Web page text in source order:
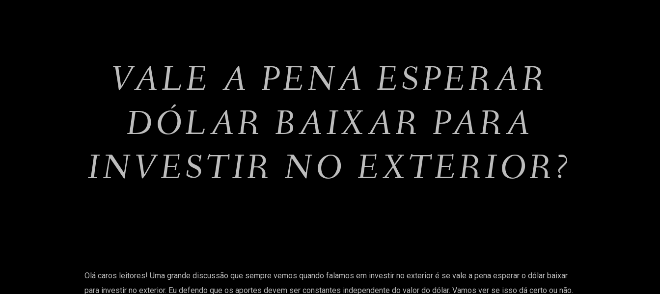
VALE A PENA ESPERAR
DÓLAR BAIXAR PARA
INVESTIR NO EXTERIOR?
Olá caros leitores! Uma grande discussão que sempre vemos quando falamos em investir no exterior é se vale a pena esperar o dólar baixar
para investir no exterior. Eu defendo que os aportes devem ser constantes independente do valor do dólar. Vamos ver se isso dá certo ou não.